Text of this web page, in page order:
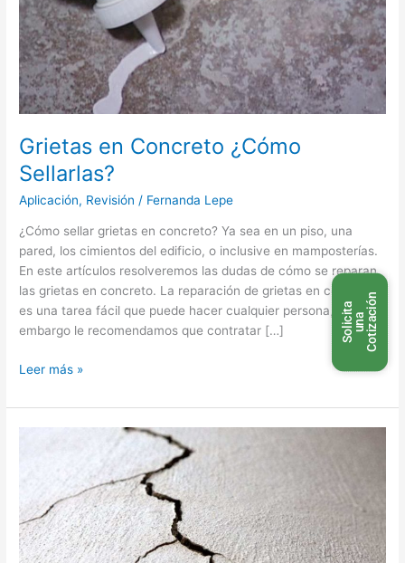
Grietas en Concreto ¿Cómo
Sellarlas?
Aplicación, Revisión / Fernanda Lepe
¿Cómo sellar grietas en concreto? Ya sea en un piso, una
pared, los cimientos del edificio, o inclusive en mamposterías.
En este artículos resolveremos las dudas de cómo se reparan
las grietas en concreto. La reparación de grietas en concreto
es una tarea fácil que puede hacer cualquier persona, sin
embargo le recomendamos que contratar […]
Leer más »
S
o
l
i
c i
t
a
u
n a
C
o
t
i
z
a
c
i
ó n